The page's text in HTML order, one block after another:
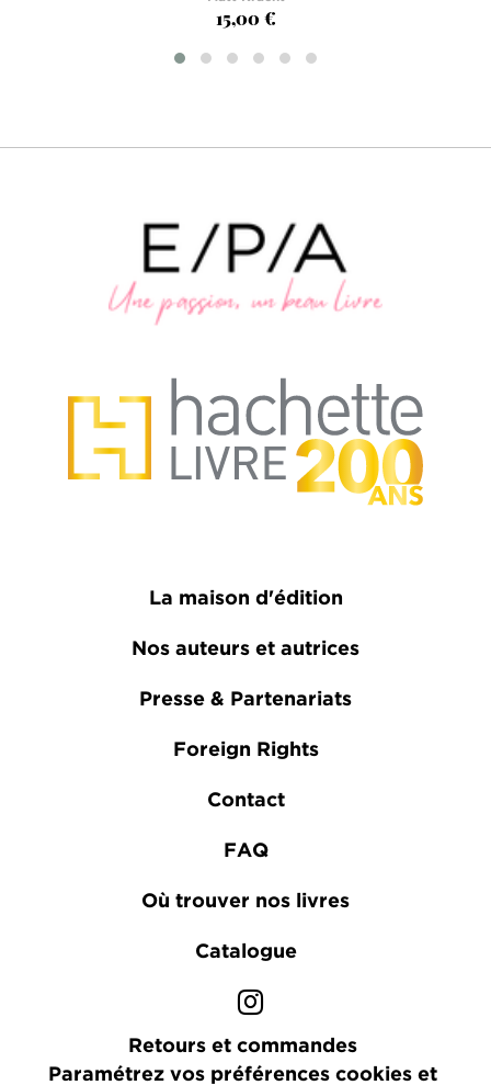
15,00 €
La maison d'édition
Nos auteurs et autrices
Presse & Partenariats
Foreign Rights
Contact
FAQ
Où trouver nos livres
Catalogue
Retours et commandes
Paramétrez vos préférences cookies et